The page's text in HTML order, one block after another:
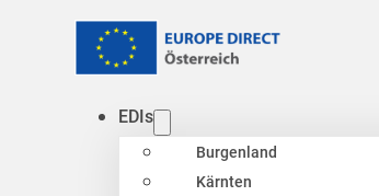
EDIs
Burgenland
Kärnten